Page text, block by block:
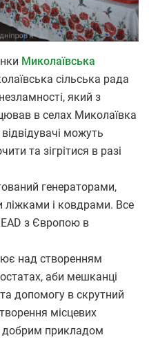
Миколаївська
сільська рада
який з
в селах Миколаївка
можуть
та зігрітися в разі
генераторами,
ліжками і ковдрами. Все
з Європою в
над створенням
аби мешканці
допомогу в скрутний
місцевих
добрим прикладом